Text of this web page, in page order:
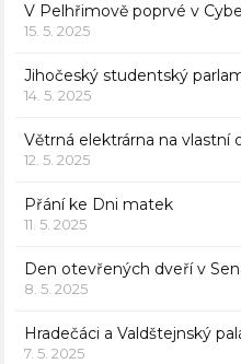
V Pelhřimově poprvé v
15. 5. 2025
Jihočeský studentský
14. 5. 2025
Větrná elektrárna na vlastní
12. 5. 2025
Přání ke Dni matek
11. 5. 2025
Den otevřených dveří v
8. 5. 2025
Hradečáci a Valdštejnský
7. 5. 2025